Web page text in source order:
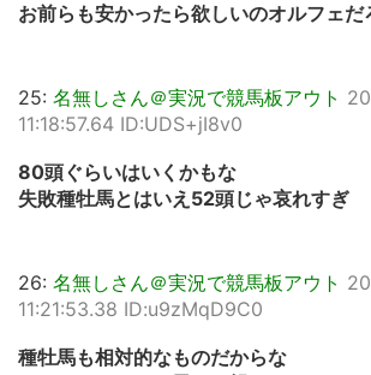
お前らも安かったら欲しいのオルフェ
25: 名無しさん＠実況で競馬板アウト
11:18:57.64 ID:UDS+jI8v0
80頭ぐらいはいくかもな
失敗種牡馬とはいえ52頭じゃ哀れすぎ
26: 名無しさん＠実況で競馬板アウト
11:21:53.38 ID:u9zMqD9C0
種牡馬も相対的なものだからな